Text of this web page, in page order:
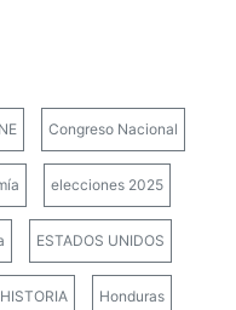
Congreso Nacional
elecciones 2025
ESTADOS UNIDOS
HISTORIA Honduras